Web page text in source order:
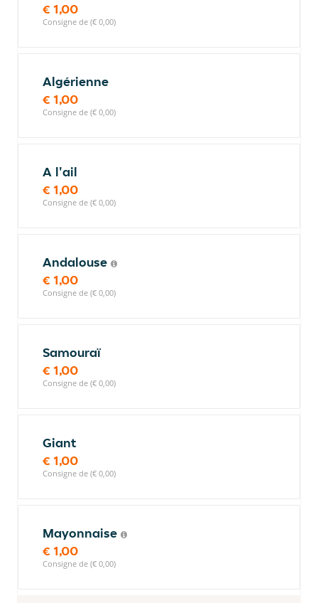
€ 1,00
Consigne de (€ 0,00)
Algérienne
€ 1,00
Consigne de (€ 0,00)
A l'ail
€ 1,00
Consigne de (€ 0,00)
Andalouse
€ 1,00
Consigne de (€ 0,00)
Samouraï
€ 1,00
Consigne de (€ 0,00)
Giant
€ 1,00
Consigne de (€ 0,00)
Mayonnaise
€ 1,00
Consigne de (€ 0,00)